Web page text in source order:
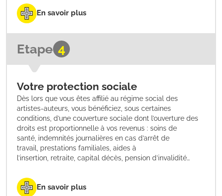
En savoir plus
Etape 4
Votre protection sociale
Dès lors que vous êtes affilié au régime social des
artistes-auteurs, vous bénéficiez, sous certaines
conditions, d’une couverture sociale dont l’ouverture des
droits est proportionnelle à vos revenus : soins de
santé, indemnités journalières en cas d’arrêt de
travail, prestations familiales, aides à
l’insertion, retraite, capital décès, pension d’invalidité…
En savoir plus